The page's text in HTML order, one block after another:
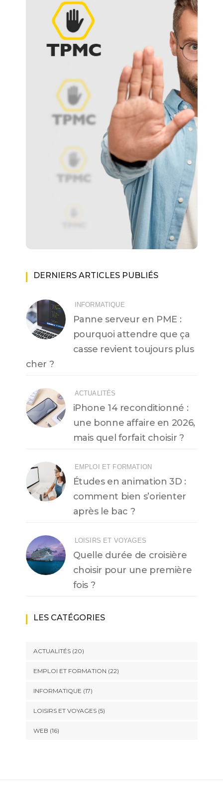
DERNIERS ARTICLES PUBLIÉS
INFORMATIQUE
Panne serveur en PME :
pourquoi attendre que ça
casse revient toujours plus
cher ?
ACTUALITÉS
iPhone 14 reconditionné :
une bonne affaire en 2026,
mais quel forfait choisir ?
EMPLOI ET FORMATION
Études en animation 3D :
comment bien s’orienter
après le bac ?
LOISIRS ET VOYAGES
Quelle durée de croisière
choisir pour une première
fois ?
LES CATÉGORIES
ACTUALITÉS(20)
EMPLOI ET FORMATION (22)
INFORMATIQUE (17)
LOISIRS ET VOYAGES(5)
WEB (16)